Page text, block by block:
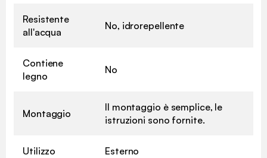
Resistente
all'acqua
No, idrorepellente
Contiene
legno
No
Montaggio
Il montaggio è semplice, le
istruzioni sono fornite.
Utilizzo Esterno